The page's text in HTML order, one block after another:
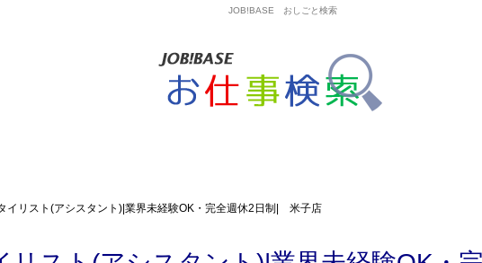
JOB!BASE おしごと検索
イリスト(アシスタント)|業界未経験OK・完全週休2日制| 米子店